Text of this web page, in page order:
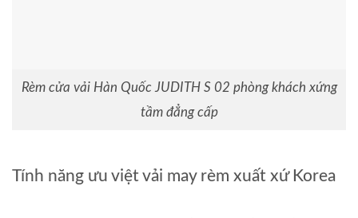
Rèm cửa vải Hàn Quốc JUDITH S 02 phòng khách xứng
tầm đẳng cấp
Tính năng ưu việt vải may rèm xuất xứ Korea